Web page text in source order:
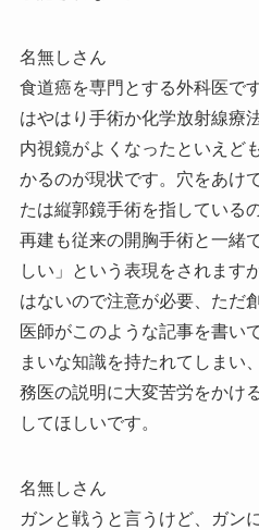
名無しさん
食道癌を専門とする外科医で
はやはり手術か化学放射線療
内視鏡がよくなったといえど
かるのが現状です。穴をあけ
たは縦郭鏡手術を指している
再建も従来の開胸手術と一緒
しい」という表現をされます
はないので注意が必要、ただ
医師がこのような記事を書い
まいな知識を持たれてしまい
務医の説明に大変苦労をかけ
してほしいです。
名無しさん
ガンと戦うと言うけど、ガン